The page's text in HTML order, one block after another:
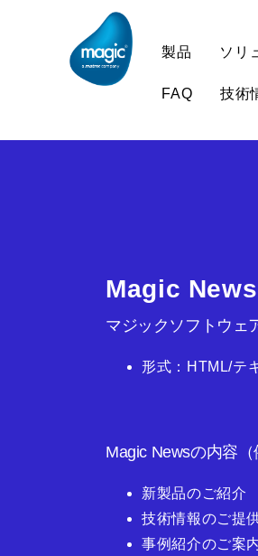
製品 ソリ
FAQ 技術
Magic
マジックソフトウェ
形式：HTML/テ
Magic Newsの内容（
新製品のご紹介
技術情報のご提
事例紹介のご案